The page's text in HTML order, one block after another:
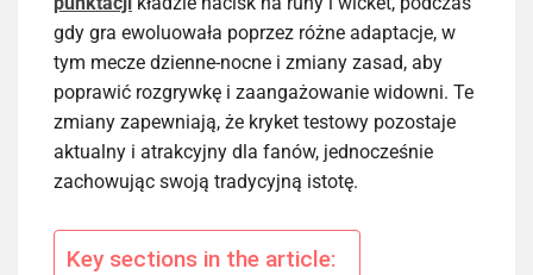
gdy gra ewoluowała poprzez różne adaptacje, w
tym mecze dzienne-nocne i zmiany zasad, aby
poprawić rozgrywkę i zaangażowanie widowni. Te
zmiany zapewniają, że kryket testowy pozostaje
aktualny i atrakcyjny dla fanów, jednocześnie
zachowując swoją tradycyjną istotę.
Key sections in the article: